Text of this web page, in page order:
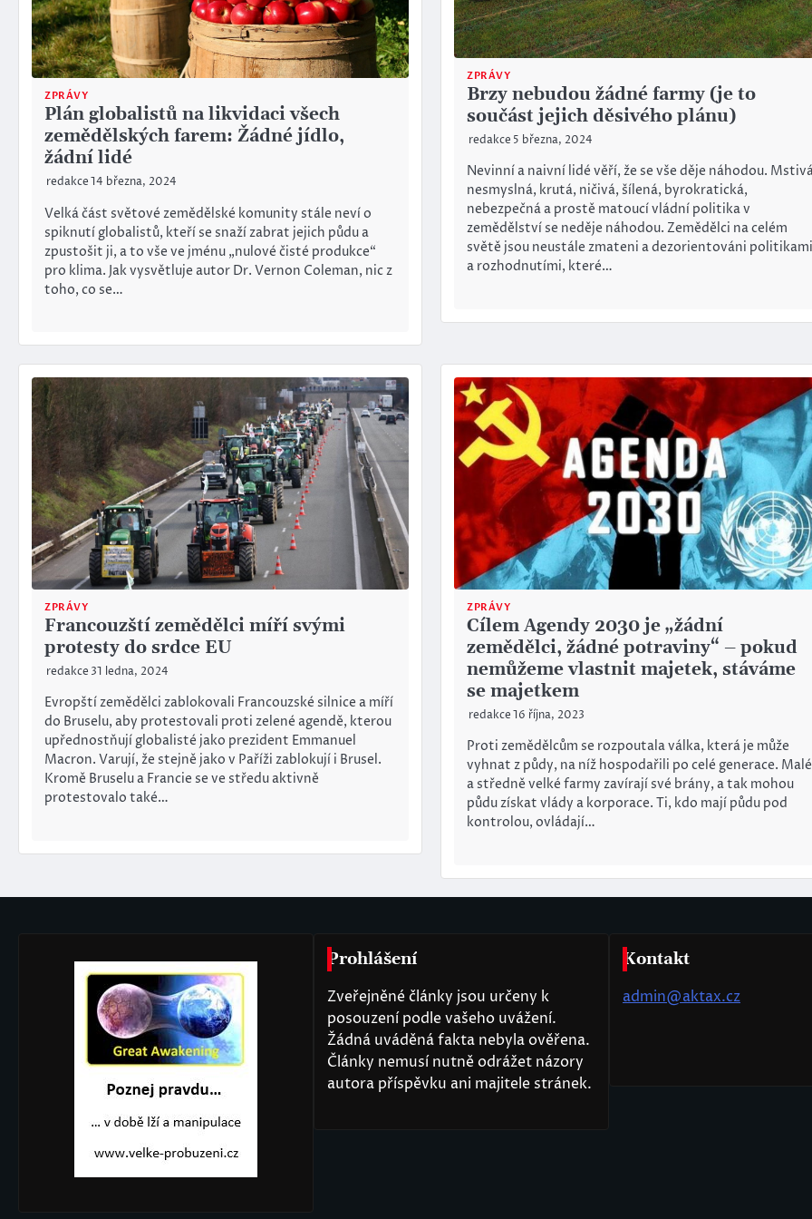
ZPRÁVY
Plán globalistů na likvidaci všech
zemědělských farem: Žádné jídlo,
žádní lidé
redakce14 března, 2024
Velká část světové zemědělské komunity stále neví o
spiknutí globalistů, kteří se snaží zabrat jejich půdu a
zpustošit ji, a to vše ve jménu „nulové čisté produkce“
pro klima. Jak vysvětluje autor Dr. Vernon Coleman, nic z
toho, co se…
ZPRÁVY
Brzy nebudou žádné farmy (je to
součást jejich děsivého plánu)
redakce 5 března, 2024
Nevinní a naivní lidé věří, že se vše děje náhodou.
nesmyslná, krutá, ničivá, šílená, byrokratická,
nebezpečná a prostě matoucí vládní politika v
zemědělství se neděje náhodou. Zemědělci na celém
světě jsou neustále zmateni a dezorientováni
a rozhodnutími, které…
ZPRÁVY
Francouzští zemědělci míří svými
protesty do srdce EU
redakce 31 ledna, 2024
Evropští zemědělci zablokovali Francouzské silnice a míří
do Bruselu, aby protestovali proti zelené agendě, kterou
upřednostňují globalisté jako prezident Emmanuel
Macron. Varují, že stejně jako v Paříži zablokují i Brusel.
Kromě Bruselu a Francie se ve středu aktivně
protestovalo také…
ZPRÁVY
Cílem Agendy 2030 je „žádní
zemědělci, žádné potraviny“ – pokud
nemůžeme vlastnit majetek, stáváme
se majetkem
redakce 16 října, 2023
Proti zemědělcům se rozpoutala válka, která je může
vyhnat z půdy, na níž hospodařili po celé generace. Malé
a středně velké farmy zavírají své brány, a tak mohou
půdu získat vlády a korporace. Ti, kdo mají půdu pod
kontrolou, ovládají…
Prohlášení
Zveřejněné články jsou určeny k
posouzení podle vašeho uvážení.
Žádná uváděná fakta nebyla ověřena.
Články nemusí nutně odrážet názory
autora příspěvku ani majitele stránek.
Kontakt
admin@aktax.cz